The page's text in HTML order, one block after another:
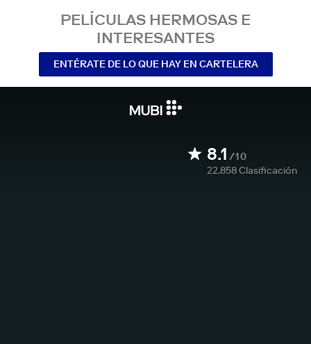
PELÍCULAS HERMOSAS E
INTERESANTES
ENTÉRATE DE LO QUE HAY EN CARTELERA
8.1 /10
22.858Clasificación